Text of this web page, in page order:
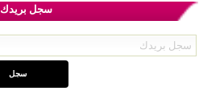
سجل بريدك